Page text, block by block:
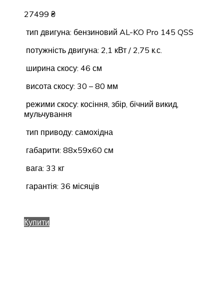
27499 ₴
тип двигуна: бензиновий AL-KO Pro 145 QSS
потужність двигуна: 2,1 кВт / 2,75 к.с.
ширина скосу: 46 см
висота скосу: 30 – 80 мм
режими скосу: косіння, збір, бічний викид,
мульчування
тип приводу: самохідна
габарити: 88x59x60 см
вага: 33 кг
гарантія: 36 місяців
Купити